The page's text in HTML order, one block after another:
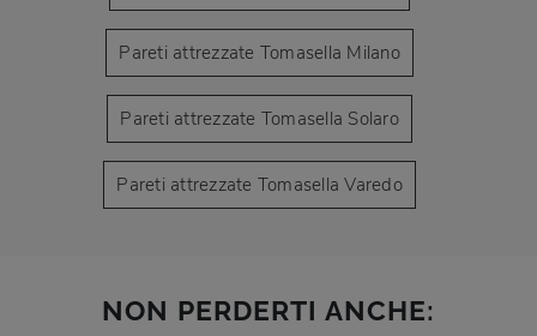
Pareti attrezzate Tomasella Milano
Pareti attrezzate Tomasella Solaro
Pareti attrezzate Tomasella Varedo
NON PERDERTI ANCHE: